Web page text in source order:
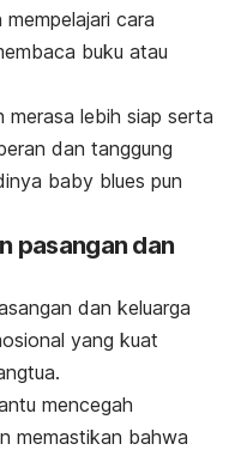
cara
buku atau
merasa lebih siap serta
dan tanggung
baby blues pun
pasangan dan
dan keluarga
yang kuat
mencegah
memastikan bahwa